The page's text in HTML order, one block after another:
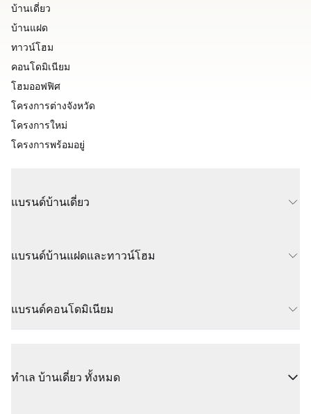
บ้านเดี่ยว
บ้านแฝด
ทาวน์โฮม
คอนโดมิเนียม
โฮมออฟฟิศ
โครงการต่างจังหวัด
โครงการใหม่
โครงการพร้อมอยู่
แบรนด์บ้านเดี่ยว
แบรนด์บ้านแฝดและทาวน์โฮม
แบรนด์คอนโดมิเนียม
ทำเล บ้านเดี่ยว ทั้งหมด